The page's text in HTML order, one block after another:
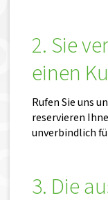
2. Sie
einen
Rufen Sie uns
reservieren
unverbindlich
3. Die